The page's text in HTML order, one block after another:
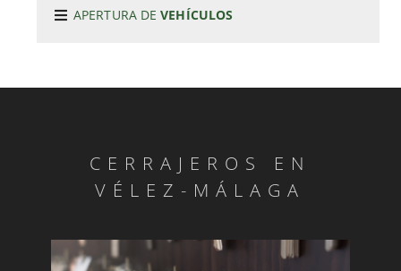
SERVICIOS DE CERRAJERÍA EN VÉLEZ-MÁLAGA ·
CERRAJEROS: COPIAS DE LLAVES · (28-10-2019)
APERTURA DEVEHÍCULOS
CERRAJEROS EN
VÉLEZ-MÁLAGA